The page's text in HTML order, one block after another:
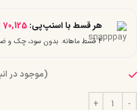
هر قسط با اسنپ‌پی: 70,125
۴ قسط ماهانه. بدون سود، چک و ضامن.
(موجود در